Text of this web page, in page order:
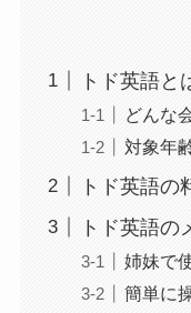
トド英語と
どんな
対象年
トド英語の
トド英語の
姉妹で
簡単に